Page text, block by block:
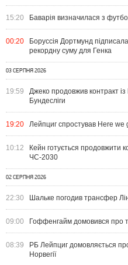
15:20 Баварія визначилася з
00:20
Боруссія Дортмунд
рекордну суму для Генка
03 СЕРПНЯ 2026
19:59
Джеко продовжив контракт
Бундесліги
19:20 Лейпциг спростував Here
10:12
Кейн готується продовжити
ЧС-2030
02 СЕРПНЯ 2026
22:30 Шальке погодив трансфер
09:00 Гоффенгайм домовився про
08:39
РБ Лейпциг домовляється
Норвегії